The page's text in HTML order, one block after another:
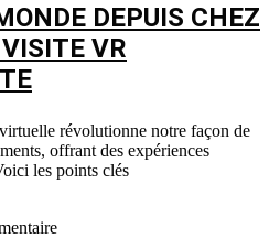
DEPUIS CHEZ
VR
révolutionne notre façon de
offrant des expériences
les points clés